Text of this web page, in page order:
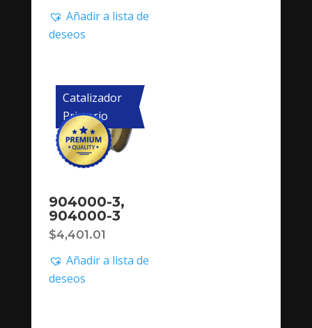
Añadir a lista de
deseos
Catalizador
Primario
904000-3,
904000-3
$4,401.01
Añadir a lista de
deseos